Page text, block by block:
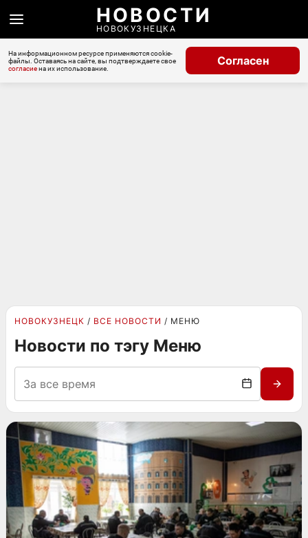
НОВОСТИ
НОВОКУЗНЕЦКА
На информационном ресурсе применяются cookie-
файлы. Оставаясь на сайте, вы подтверждаете свое
согласиена их использование.
Согласен
НОВОКУЗНЕЦК ВСЕ НОВОСТИ МЕНЮ
Новости по тэгу Меню